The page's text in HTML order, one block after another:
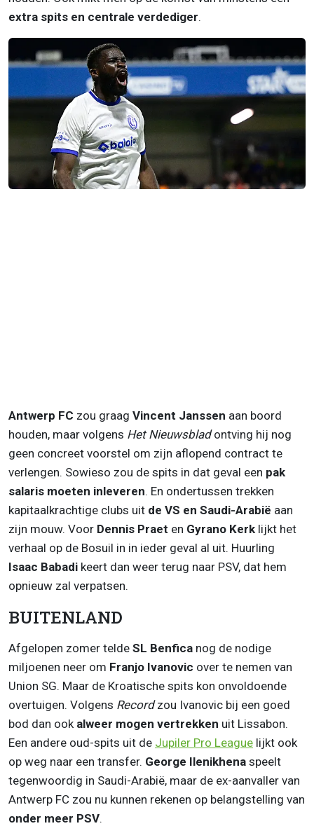
extra spits en centrale verdediger.
Antwerp FC zou graag Vincent Janssen aan boord
houden, maar volgens Het Nieuwsbladontving hij nog
geen concreet voorstel om zijn aflopend contract te
verlengen. Sowieso zou de spits in dat geval een pak
salaris moeten inleveren. En ondertussen trekken
kapitaalkrachtige clubs uit de VS en Saudi-Arabië aan
zijn mouw. Voor Dennis Praet en Gyrano Kerk lijkt het
verhaal op de Bosuil in in ieder geval al uit. Huurling
Isaac Babadi keert dan weer terug naar PSV, dat hem
opnieuw zal verpatsen.
BUITENLAND
Afgelopen zomer telde SL Benfica nog de nodige
miljoenen neer om Franjo Ivanovic over te nemen van
Union SG. Maar de Kroatische spits kon onvoldoende
overtuigen. Volgens Recordzou Ivanovic bij een goed
bod dan ook alweer mogen vertrekken uit Lissabon.
Een andere oud-spits uit de Jupiler Pro League lijkt ook
op weg naar een transfer. George Ilenikhena speelt
tegenwoordig in Saudi-Arabië, maar de ex-aanvaller van
Antwerp FC zou nu kunnen rekenen op belangstelling van
onder meer PSV.